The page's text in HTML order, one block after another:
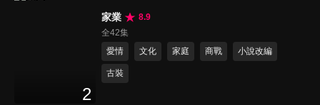
2
家業
8.9
全42集
愛情
文化 家庭 商戰 小說改編
古裝